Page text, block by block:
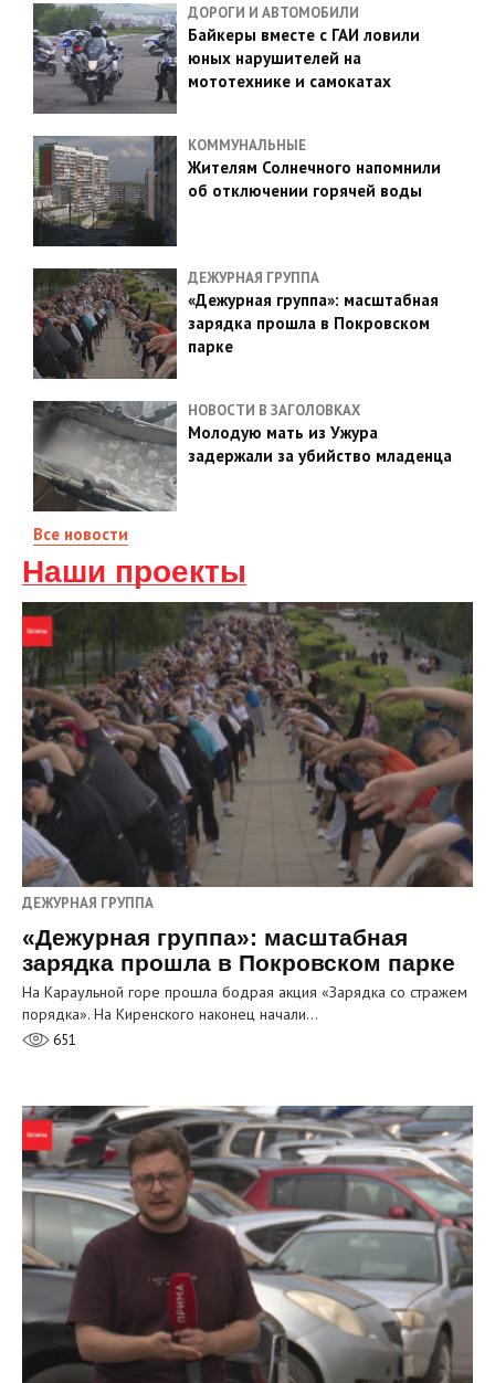
ДОРОГИ И АВТОМОБИЛИ
Байкеры вместе с ГАИ ловили
юных нарушителей на
мототехнике и самокатах
КОММУНАЛЬНЫЕ
Жителям Солнечного напомнили
об отключении горячей воды
ДЕЖУРНАЯ ГРУППА
«Дежурная группа»: масштабная
зарядка прошла в Покровском
парке
НОВОСТИ В ЗАГОЛОВКАХ
Молодую мать из Ужура
задержали за убийство младенца
Все новости
Наши проекты
ДЕЖУРНАЯ ГРУППА
«Дежурная группа»: масштабная
зарядка прошла в Покровском парке
На Караульной горе прошла бодрая акция «Зарядка со стражем
порядка». На Киренского наконец начали…
651